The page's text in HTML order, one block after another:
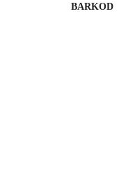
BARKOD